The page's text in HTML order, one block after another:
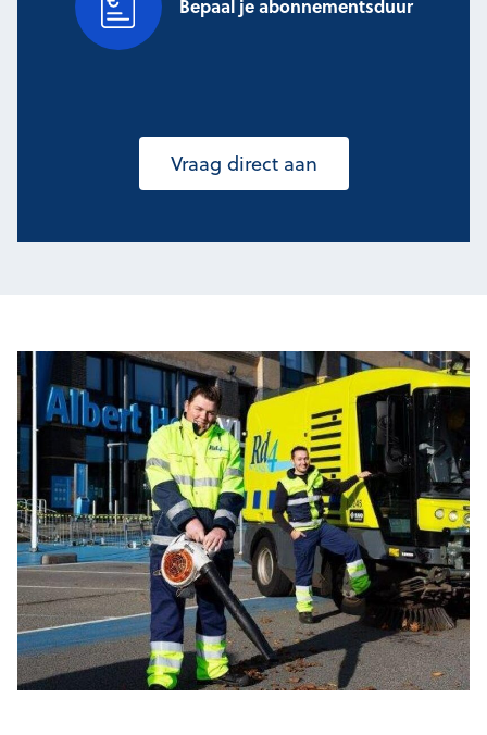
Bepaal je abonnementsduur
Vraag direct aan